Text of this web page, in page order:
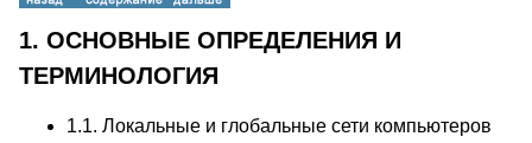
1. ОСНОВНЫЕ ОПРЕДЕЛЕНИЯ И
ТЕРМИНОЛОГИЯ
1.1. Локальные и глобальные сети компьютеров